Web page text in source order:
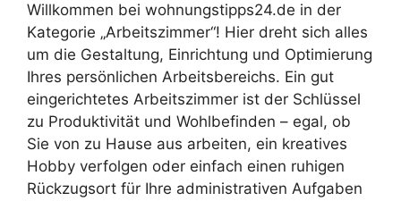
Willkommen bei wohnungstipps24.de in der
Kategorie „Arbeitszimmer“! Hier dreht sich alles
um die Gestaltung, Einrichtung und Optimierung
Ihres persönlichen Arbeitsbereichs. Ein gut
eingerichtetes Arbeitszimmer ist der Schlüssel
zu Produktivität und Wohlbefinden – egal, ob
Sie von zu Hause aus arbeiten, ein kreatives
Hobby verfolgen oder einfach einen ruhigen
Rückzugsort für Ihre administrativen Aufgaben